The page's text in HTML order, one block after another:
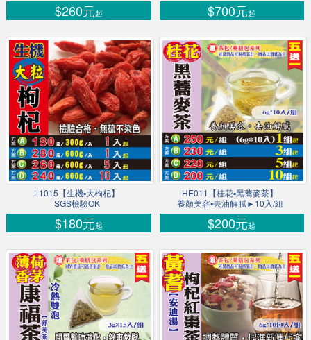
$260元起 $700元起
L1015【生機▪大枸杞】
SGS檢驗OK
$180元起
HE011【桂花▪黑蕎麥茶】
養顏美容▪去油解膩►10入/組
$200元起